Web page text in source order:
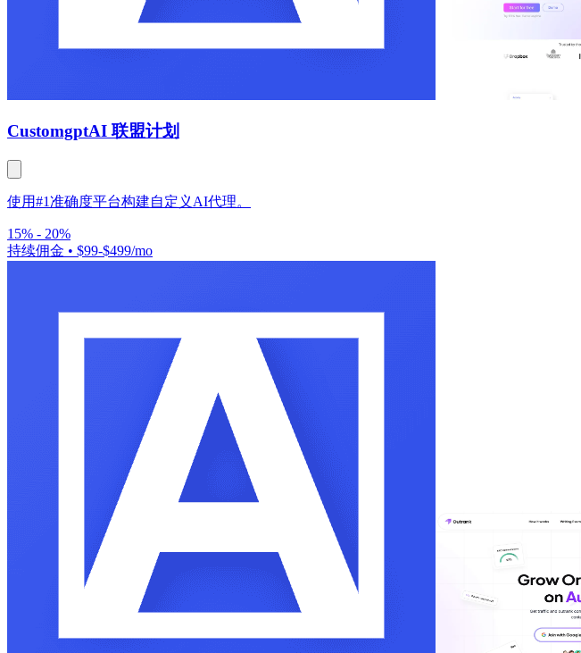
CustomgptAI 联盟计划
使用#1准确度平台构建自定义AI代理。
15% - 20%
持续佣金 • $99-$499/mo